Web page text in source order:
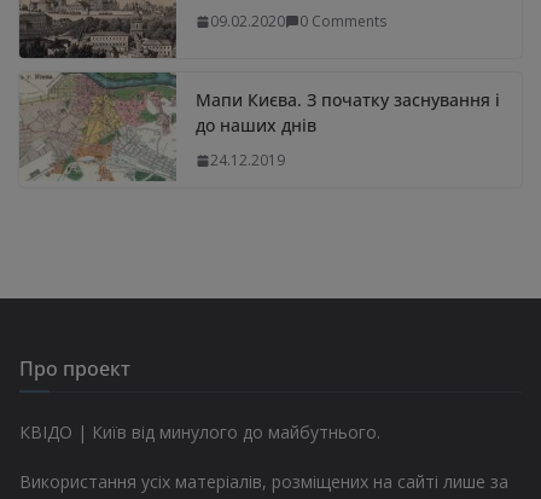
09.02.2020 0 Comments
Мапи Києва. З початку заснування і
до наших днів
24.12.2019
Про проект
КВІДО | Київ від минулого до майбутнього.
Використання усіх матеріалів, розміщених на сайті лише за